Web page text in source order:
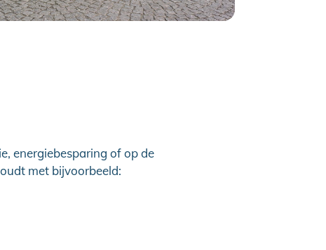
energiebesparing of op de
met bijvoorbeeld: